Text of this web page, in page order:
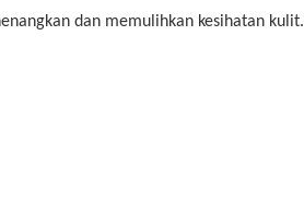
dan memulihkan kesihatan kulit.